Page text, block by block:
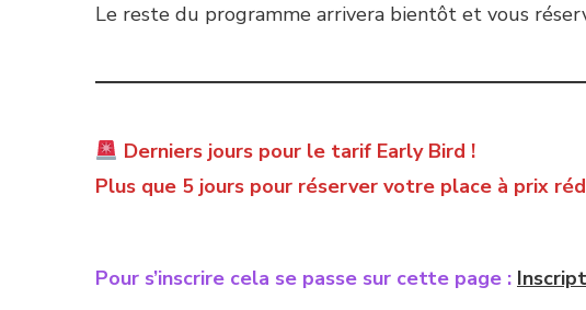
Le reste du programme arrivera bientôt et vous
Derniers jours pour le tarif Early Bird !
Plus que 5 jours pour réserver votre place à prix
Pour s’inscrire cela se passe sur cette page :